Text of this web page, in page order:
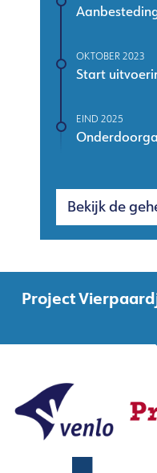
OKTOBER 2023
Start
EIND 2025
Bekijk de
Project